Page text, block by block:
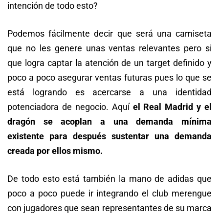
intención de todo esto?
Podemos fácilmente decir que será una camiseta
que no les genere unas ventas relevantes pero si
que logra captar la atención de un target definido y
poco a poco asegurar ventas futuras pues lo que se
está logrando es acercarse a una identidad
potenciadora de negocio. Aquí el Real Madrid y el
dragón se acoplan a una demanda mínima
existente para después sustentar una demanda
creada por ellos mismo.
De todo esto está también la mano de adidas que
poco a poco puede ir integrando el club merengue
con jugadores que sean representantes de su marca